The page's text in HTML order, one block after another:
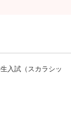
入試（スカラシッ